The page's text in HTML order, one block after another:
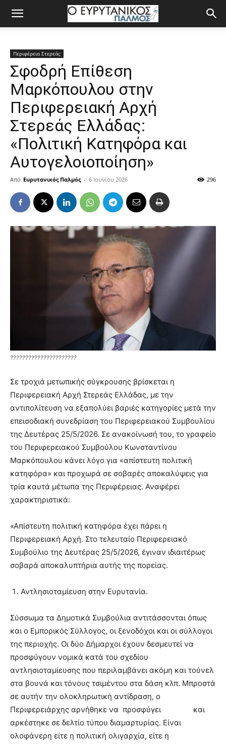
Περιφέρεια Στερεάς
Σφοδρή Επίθεση
Μαρκόπουλου στην
Περιφερειακή Αρχή
Στερεάς Ελλάδας:
«Πολιτική Κατηφόρα και
Αυτογελοιοποίηση»
Από Ευρυτανικός Παλμός - 6 Ιουνίου 2026 296
??????????????????????
Σε τροχιά μετωπικής σύγκρουσης βρίσκεται η
Περιφερειακή Αρχή Στερεάς Ελλάδας, με την
αντιπολίτευση να εξαπολύει βαριές κατηγορίες μετά την
επεισοδιακή συνεδρίαση του Περιφερειακού Συμβουλίου
της Δευτέρας 25/5/2026. Σε ανακοίνωσή του, το γραφείο
του Περιφερειακού Συμβούλου Κωνσταντίνου
Μαρκόπουλου κάνει λόγο για «απίστευτη πολιτική
κατηφόρα» και προχωρά σε σοβαρές αποκαλύψεις για
τρία καυτά μέτωπα της Περιφέρειας. Αναφέρει
χαρακτηριστικά:
«Απίστευτη πολιτική κατηφόρα έχει πάρει η
Περιφερειακή Αρχή. Στο τελευταίο Περιφερειακό
Συμβούλιο της Δευτέρας 25/5/2026, έγιναν ιδιαιτέρως
σοβαρά αποκαλυπτήρια αυτής της πορείας.
Αντλησιοταμίευση στην Ευρυτανία.
Σύσσωμα τα Δημοτικά Συμβούλια αντιτάσσονται όπως
και ο Εμπορικός Σύλλογος, οι ξενοδόχοι και οι σύλλογοι
της περιοχής. Οι δύο Δήμαρχοι έχουν δεσμευτεί να
προσφύγουν νομικά κατά του σχεδίου
αντλησιοταμίευσης που περιλαμβάνει ακόμη και τούνελ
στα βουνά και τόνους τσιμέντου στα δάση κλπ. Μπροστά
σε αυτήν την ολοκληρωτική αντίδραση, ο
Περιφερειάρχης αρνήθηκε να προσφύγει και
αρκέστηκε σε δελτίο τύπου διαμαρτυρίας. Είναι
ολοφάνερη είτε η πολιτική ολιγαρχία, είτε η